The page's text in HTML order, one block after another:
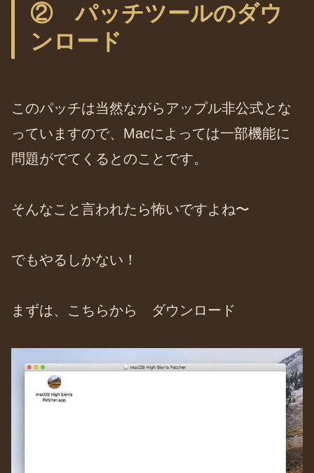
② パッチツールのダウ
ンロード
このパッチは当然ながらアップル非公式とな
っていますので、Macによっては一部機能に
問題がでてくるとのことです。
そんなこと言われたら怖いですよね〜
でもやるしかない！
まずは、こちらから ダウンロード